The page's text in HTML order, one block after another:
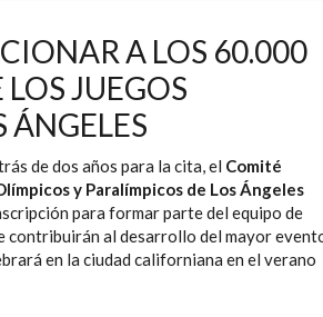
A LOS 60.000
JUEGOS
ÁNGELES
de dos años para la cita, el Comité
y Paralímpicos de Los Ángeles
para formar parte del equipo de
contribuirán al desarrollo del mayor
en la ciudad californiana en el verano